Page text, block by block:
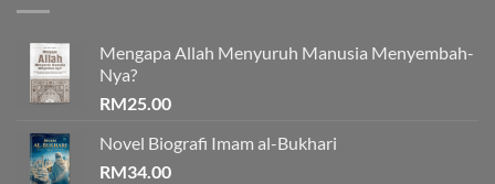
Mengapa Allah Menyuruh Manusia Menyembah-
Nya?
RM25.00
Novel Biografi Imam al-Bukhari
RM34.00